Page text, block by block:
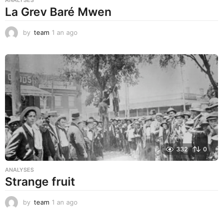
La Grev Baré Mwen
by team 1 an ago
a
g
o
332 0
ANALYSES
Strange fruit
by team 1 an ago